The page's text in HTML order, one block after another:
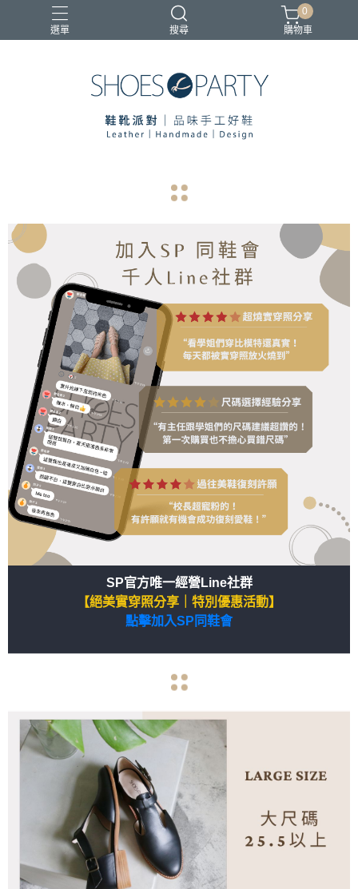
選單 搜尋
0
購物車
SP官方唯一經營Line社群
【絕美實穿照分享｜特別優惠活動】
點擊加入SP同鞋會